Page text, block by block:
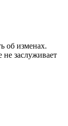
об изменах.
заслуживает